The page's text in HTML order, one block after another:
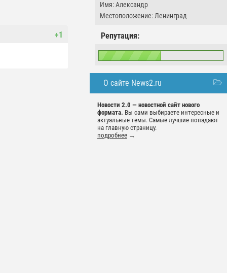
Имя: Александр
Местоположение: Ленинград
Репутация:
О сайте News2.ru
Новости 2.0 — новостной сайт нового
формата. Вы сами выбираете интересные и
актуальные темы. Самые лучшие попадают
на главную страницу.
подробнее →
+1